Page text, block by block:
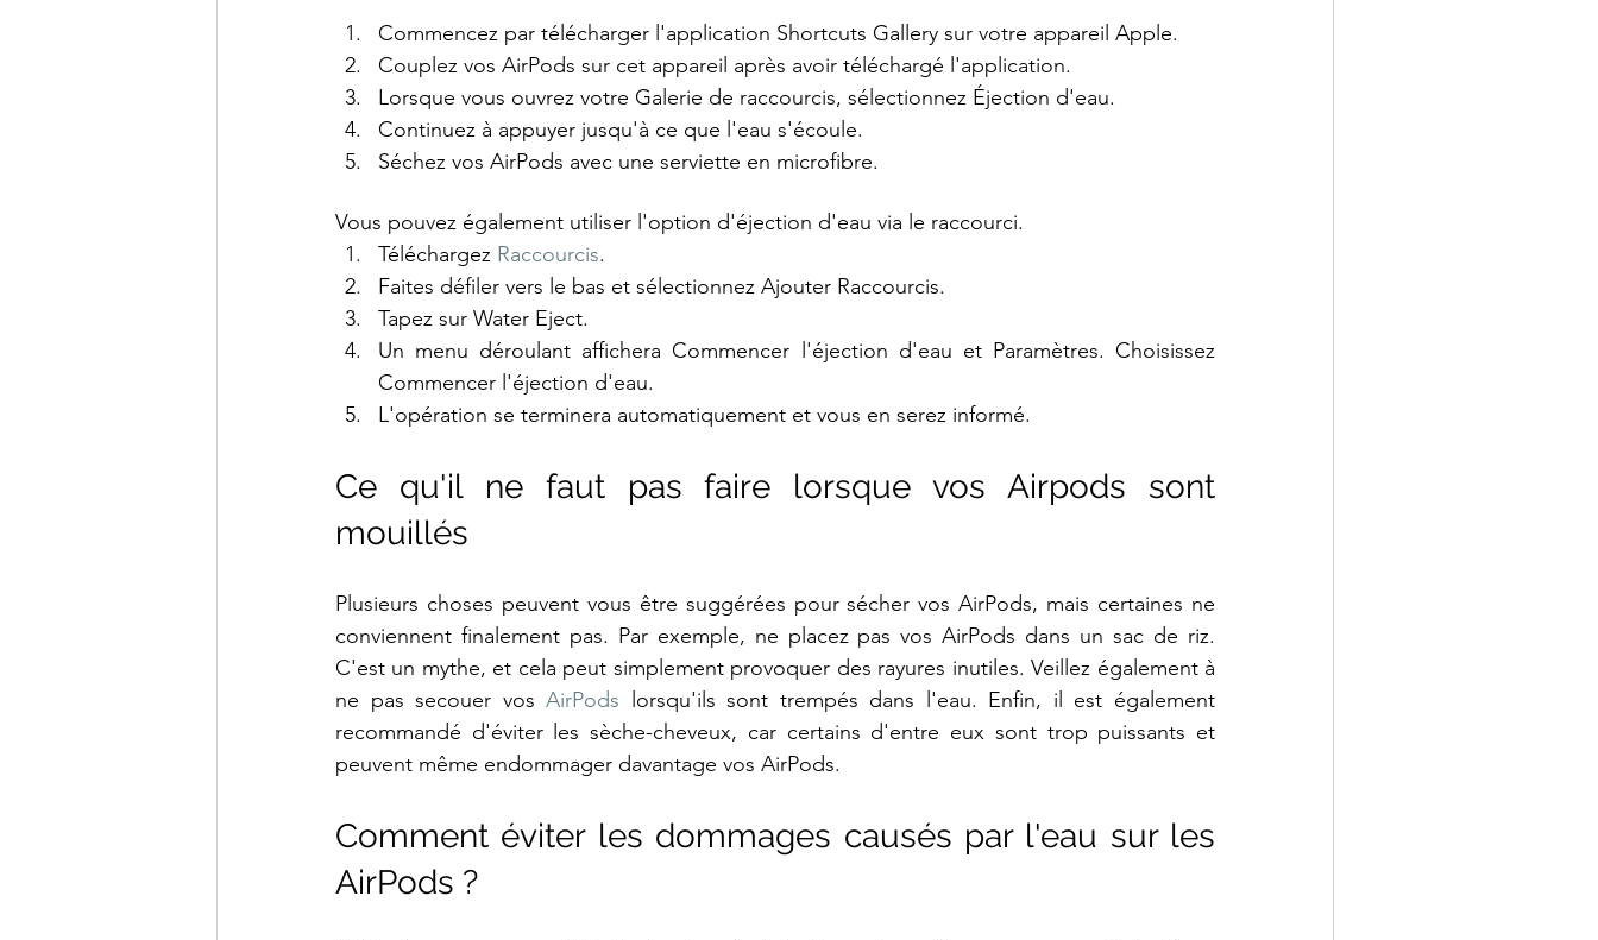
Commencez par télécharger l'application Shortcuts Gallery sur votre appareil Apple.
Couplez vos AirPods sur cet appareil après avoir téléchargé l'application.
Lorsque vous ouvrez votre Galerie de raccourcis, sélectionnez Éjection d'eau.
Continuez à appuyer jusqu'à ce que l'eau s'écoule.
Séchez vos AirPods avec une serviette en microfibre.
Vous pouvez également utiliser l'option d'éjection d'eau via le raccourci.
Téléchargez Raccourcis.
Faites défiler vers le bas et sélectionnez Ajouter Raccourcis.
Tapez sur Water Eject.
Un menu déroulant affichera Commencer l'éjection d'eau et Paramètres. Choisissez
Commencer l'éjection d'eau.
L'opération se terminera automatiquement et vous en serez informé.
Ce qu'il ne faut pas faire lorsque vos Airpods sont
mouillés
Plusieurs choses peuvent vous être suggérées pour sécher vos AirPods, mais certaines ne
conviennent finalement pas. Par exemple, ne placez pas vos AirPods dans un sac de riz.
C'est un mythe, et cela peut simplement provoquer des rayures inutiles. Veillez également à
ne pas secouer vos AirPods lorsqu'ils sont trempés dans l'eau. Enfin, il est également
recommandé d'éviter les sèche-cheveux, car certains d'entre eux sont trop puissants et
peuvent même endommager davantage vos AirPods.
Comment éviter les dommages causés par l'eau sur les
AirPods ?